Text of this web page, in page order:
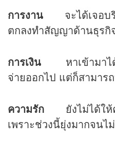
การงาน จะได้เจอบริ
ตกลงทำสัญญาด้านธุรกิ
การเงิน หาเข้ามาได้
จ่ายออกไป แต่ก็สามาร
ความรัก ยังไม่ได้ให้ค
เพราะช่วงนี้ยุ่งมากจน